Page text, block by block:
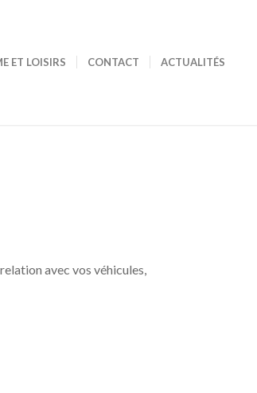
ET LOISIRS CONTACT ACTUALITÉS
avec vos véhicules,